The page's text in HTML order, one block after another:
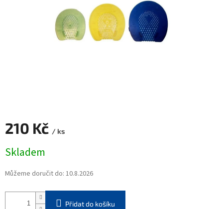
210 Kč / ks
cena:
Skladem
Můžeme doručit do: 10.8.2026
Přidat do košíku